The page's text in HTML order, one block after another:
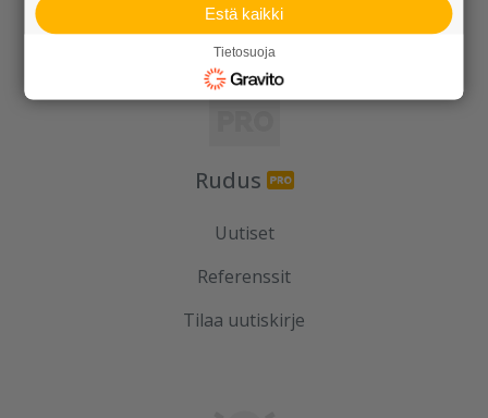
Rudus
Uutiset
Referenssit
Tilaa uutiskirje
Estä kaikki
Tietosuoja